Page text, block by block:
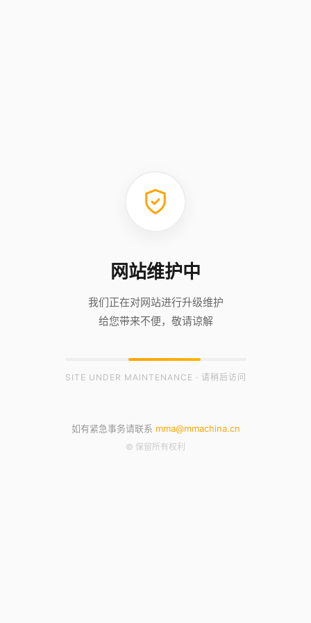
网站维护中
我们正在对网站进行升级维护
给您带来不便，敬请谅解
SITE UNDER MAINTENANCE · 请稍后访问
如有紧急事务请联系 mma@mmachina.cn
© 保留所有权利